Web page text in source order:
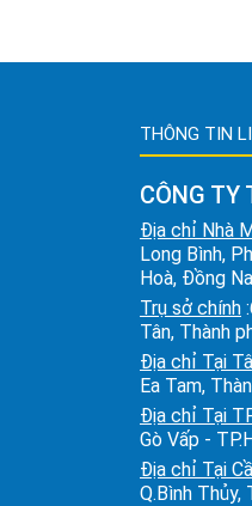
THÔNG TIN
CÔNG TY
Địa chỉ Nhà
Long Bình,
Hoà, Đồng
Trụ sở chính
Tân, Thành
Địa chỉ Tại
Ea Tam,
Địa chỉ Tại
Gò Vấp -
Địa chỉ Tại
Q.Bình Thủy,